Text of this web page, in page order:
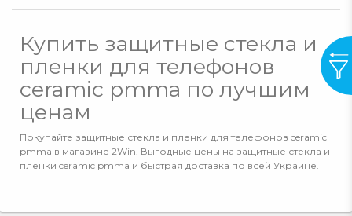
Купить защитные стекла и
пленки для телефонов
ceramic pmma по лучшим
ценам
Покупайте защитные стекла и пленки для телефонов ceramic
pmma в магазине 2Win. Выгодные цены на защитные стекла и
пленки ceramic pmma и быстрая доставка по всей Украине.